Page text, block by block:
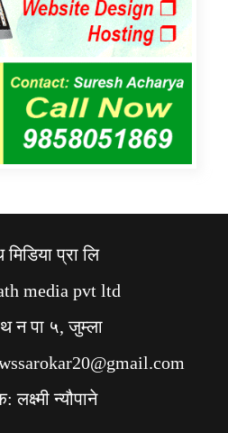
मिडिया प्रा लि
media pvt ltd
न पा ५, जुम्ला
न्यौपाने